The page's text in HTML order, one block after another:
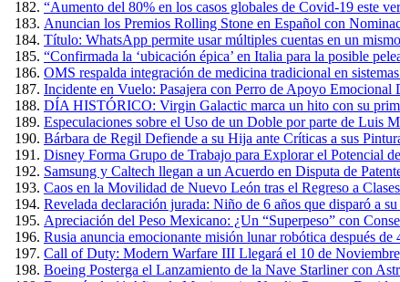
“Aumento del 80% en los casos globales de Covid-19 este
Anuncian los Premios Rolling Stone en Español con
Título: WhatsApp permite usar múltiples cuentas en un
“Confirmada la ‘ubicación épica’ en Italia para la posible
OMS respalda integración de medicina tradicional en
Incidente en Vuelo: Pasajera con Perro de Apoyo Emocional
DÍA HISTÓRICO: Virgin Galactic marca un hito con su
Especulaciones sobre el Uso de un Doble por parte de Luis
Bárbara de Regil Defiende a su Hija ante Críticas a sus
Disney Forma Grupo de Trabajo para Explorar el Potencial
Samsung y Caltech llegan a un Acuerdo en Disputa de
Caos en la Movilidad de Nuevo León tras el Regreso a
Revelada declaración jurada: Niño de 6 años que disparó a
Apreciación del Peso Mexicano: ¿Un “Superpeso” con
Rusia anuncia emocionante misión lunar robótica después de
Call of Duty: Modern Warfare III Llegará el 10 de
Boeing Posterga el Lanzamiento de la Nave Starliner con